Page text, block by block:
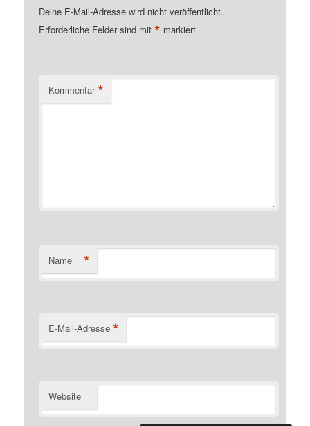
Deine E-Mail-Adresse wird nicht veröffentlicht.
Erforderliche Felder sind mit* markiert
Kommentar *
Name *
E-Mail-Adresse *
Website